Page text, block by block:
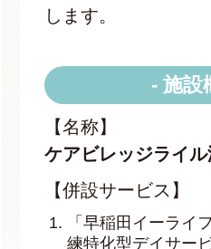
します。
- 施設
【名称】
ケアビレッジライ
【併設サービス】
「早稲田イーライ
練特化型デイサー